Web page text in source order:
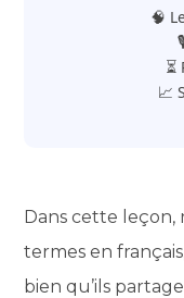
🧠
📈
Dans cette leçon,
termes en
bien qu’ils